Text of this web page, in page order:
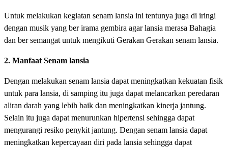
Untuk melakukan kegiatan senam lansia ini tentunya juga di iringi
dengan musik yang ber irama gembira agar lansia merasa Bahagia
dan ber semangat untuk mengikuti Gerakan Gerakan senam lansia.
2. Manfaat Senam lansia
Dengan melakukan senam lansia dapat meningkatkan kekuatan fisik
untuk para lansia, di samping itu juga dapat melancarkan peredaran
aliran darah yang lebih baik dan meningkatkan kinerja jantung.
Selain itu juga dapat menurunkan hipertensi sehingga dapat
mengurangi resiko penykit jantung. Dengan senam lansia dapat
meningkatkan kepercayaan diri pada lansia sehingga dapat